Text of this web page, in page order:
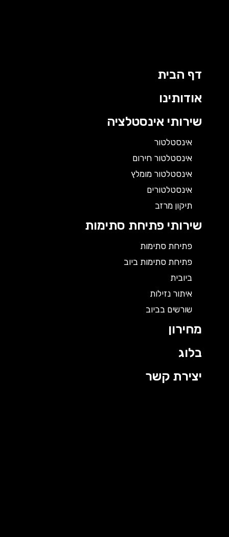
דף הבית
אודותינו
שירותי אינסטלציה
אינסטלטור
אינסטלטור חירום
אינסטלטור מומלץ
אינסטלטורים
תיקון מרזב
שירותי פתיחת סתימות
פתיחת סתימות
פתיחת סתימות ביוב
ביובית
איתור נזילות
שורשים בביוב
מחירון
בלוג
יצירת קשר